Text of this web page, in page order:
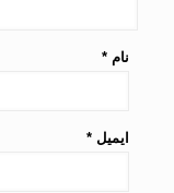
نام *
ایمیل *